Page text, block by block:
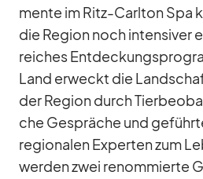
mente im Ritz-Carl­ton Spa
die Re­gion noch in­ten­si­ver
rei­ches
Land er­weckt die
der Re­gion durch
che Ge­sprä­che und
re­gio­na­len Ex­per­ten zum
wer­den zwei re­nom­mierte